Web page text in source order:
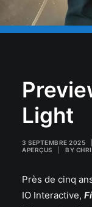
Light
3 SEPTEMBRE 2025
APERÇUS
BY
Près de cinq
IO Interactive,